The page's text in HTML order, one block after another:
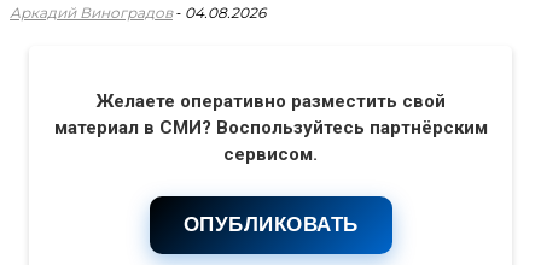
Аркадий Виноградов - 04.08.2026
Желаете оперативно разместить свой
материал в СМИ? Воспользуйтесь партнёрским
сервисом.
ОПУБЛИКОВАТЬ